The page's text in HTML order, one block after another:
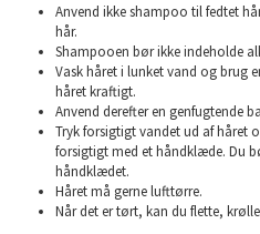
Anvend ikke shampoo til fedtet
hår.
Shampooen bør ikke indeholde
Vask håret i lunket vand og brug
håret kraftigt.
Anvend derefter en genfugtende
Tryk forsigtigt vandet ud af håret
forsigtigt med et håndklæde. Du
håndklædet.
Håret må gerne lufttørre.
Når det er tørt, kan du flette,